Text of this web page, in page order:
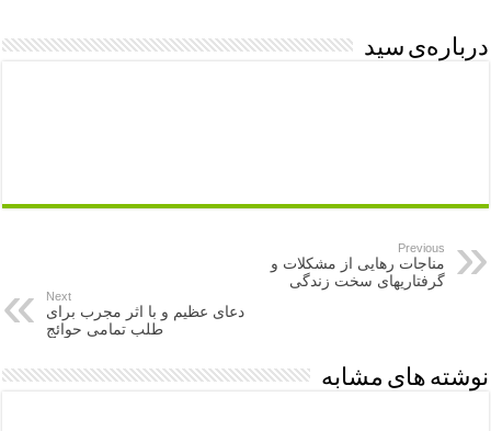
درباره‌ی سید
Previous
مناجات رهایی از مشکلات و
گرفتاریهای سخت زندگی
Next
دعای عظیم و با اثر مجرب برای
طلب تمامی حوائج
نوشته های مشابه